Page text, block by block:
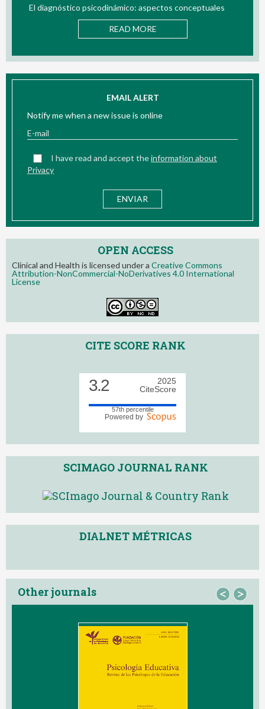
aspectos conceptuales Bio/neurofeedback
EMAIL ALERT
Notify me when a new issue is online
I have read and accept theinformation about
Privacy
OPEN ACCESS
Clinical and Health is licensed under a Creative Commons
Attribution-NonCommercial-NoDerivatives 4.0 International
License
CITE SCORE RANK
3.2
2025
CiteScore
57th percentile
Powered by
SCIMAGO JOURNAL RANK
DIALNET MÉTRICAS
Other journals < >